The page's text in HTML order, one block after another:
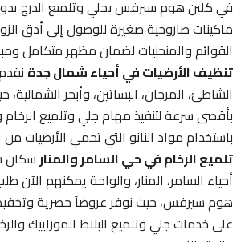
في كلين هوم سيرفس بجلي وتلميع الدرج يدوياً
ماكينات صاروخية صغيرة للوصول إلى أدق
القوائم والمنحنيات لضمان مظهر متكامل ومبهر
تنظيف الأرضيات في أحياء شمال جدةنقدم
الشاطئ، المرجان، البساتين، وأبحر الشمالية،
بأقصى سرعة لتنفيذ مهام جلي وتلميع الرخام
باستخدام مواد النانو التي تحمي الأرضيات من
تلميع الرخام في حي السامر والمنارسكان
أحياء السامر، المنار، والواحة يمكنهم الآن
على خدمات جلي وتلميع البلاط الموزاييك